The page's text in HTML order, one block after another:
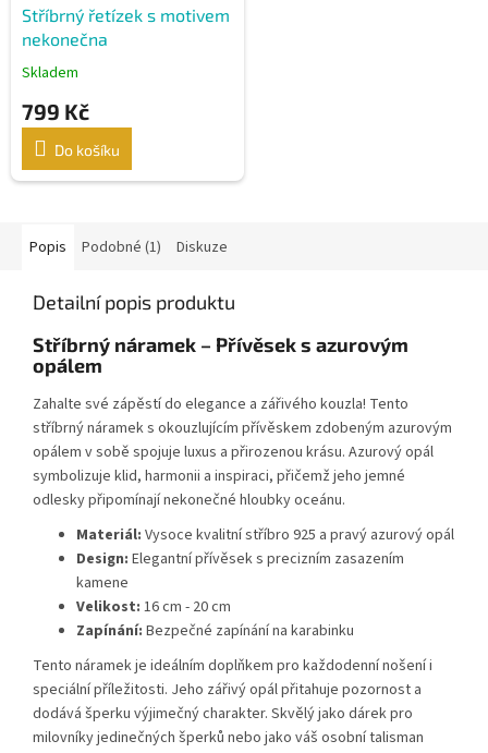
Stříbrný řetízek s motivem
nekonečna
Skladem
799 Kč
Do košíku
Popis Podobné (1) Diskuze
Detailní popis produktu
Stříbrný náramek – Přívěsek s azurovým
opálem
Zahalte své zápěstí do elegance a zářivého kouzla! Tento
stříbrný náramek s okouzlujícím přívěskem zdobeným azurovým
opálem v sobě spojuje luxus a přirozenou krásu. Azurový opál
symbolizuje klid, harmonii a inspiraci, přičemž jeho jemné
odlesky připomínají nekonečné hloubky oceánu.
Materiál: Vysoce kvalitní stříbro 925 a pravý azurový opál
Design: Elegantní přívěsek s precizním zasazením
kamene
Velikost: 16 cm - 20 cm
Zapínání: Bezpečné zapínání na karabinku
Tento náramek je ideálním doplňkem pro každodenní nošení i
speciální příležitosti. Jeho zářivý opál přitahuje pozornost a
dodává šperku výjimečný charakter. Skvělý jako dárek pro
milovníky jedinečných šperků nebo jako váš osobní talisman